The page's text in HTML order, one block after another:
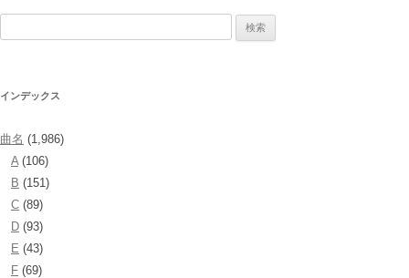
インデックス
曲名 (1,986)
A(106)
B (151)
C (89)
D (93)
E (43)
F (69)